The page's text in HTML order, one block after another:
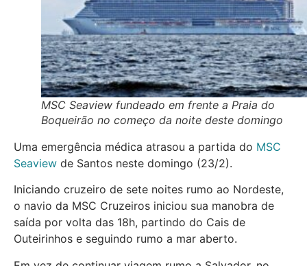
MSC Seaview fundeado em frente a Praia do
Boqueirão no começo da noite deste domingo
Uma emergência médica atrasou a partida do MSC
Seaview de Santos neste domingo (23/2).
Iniciando cruzeiro de sete noites rumo ao Nordeste,
o navio da MSC Cruzeiros iniciou sua manobra de
saída por volta das 18h, partindo do Cais de
Outeirinhos e seguindo rumo a mar aberto.